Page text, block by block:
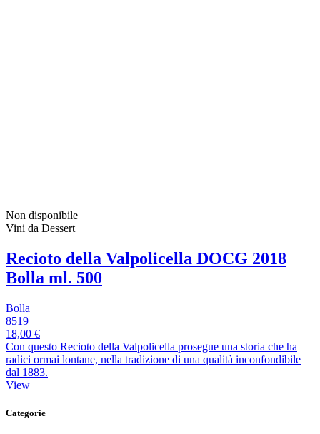
Non disponibile
Vini da Dessert
Recioto della Valpolicella DOCG 2018
Bolla ml. 500
Bolla
8519
18,00 €
Con questo Recioto della Valpolicella prosegue una storia che ha
radici ormai lontane, nella tradizione di una qualità inconfondibile
dal 1883.
View
Categorie